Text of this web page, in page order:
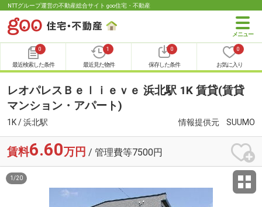
NTTグループ運営の不動産総合サイト goo住宅・不動産
0
最近検索した条件
1
最近見た物件
0
保存した条件
0
お気に入り
レオパレスＢｅｌｉｅｖｅ 浜北駅 1K 賃貸(賃貸
マンション・アパート)
1K / 浜北駅 情報提供元 SUUMO
賃料6.60万円 / 管理費等7500円
1 /20